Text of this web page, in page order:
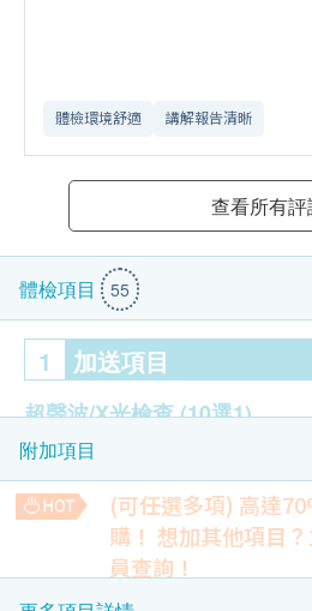
體檢環境舒適​ 講解報告清晰​
查看所有評
體檢項目 55
1 加送項目
超聲波/X光檢查(10選1)
甲狀腺超聲波
乳房超聲波 - 女士
盆腔超聲波（子宮/卵巢/膀胱
肝臟超聲波
膽超聲波
附加項目
(可任選多項) 高達
購！ 想加其他項目
員查詢！
超薄柏氏抹片檢查